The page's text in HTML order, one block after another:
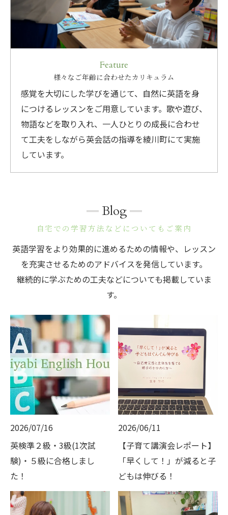
Feature
様々なご年齢に合わせたカリキュラム
感覚を大切にした学びを通じて、自然に英語を身
につけるレッスンをご用意しています。歌や遊び、
物語などを取り入れ、一人ひとりの成長に合わせ
て工夫をしながら英会話の指導を綾川町にて実施
しています。
自宅での学習方法などについてもご案内
Blog
英語学習をより効果的に進めるための情報や、レッスン
を充実させるためのアドバイスを発信しています。
継続的に学ぶための工夫などについても掲載していま
す。
2026/07/16
英検準２級・3級(1次試
験)・５級に合格しまし
た！
2026/06/11
【子育て講演会レポート】
「早くして！」が減ると子
どもは伸びる！